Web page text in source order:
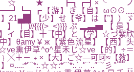
〓☆★┣┓┏┫×╰ノ
【游】ぎ【自】ω⊙⊙﹏
21▄█▌【少】せ【爷】は【”】）ゞ
，】ㄒ)//{{{(>_<)}}}ぷ▂▃▅【是】
イ【目】十【中】と【学】☆づ紫欣
】θamy￥ж【紫色流星】【西】头
熏伊草^o^星禾じ☆ve【的】÷＝
＋－﹢×【大】ご☆—可珂≈【教】
彡°﹌﹎